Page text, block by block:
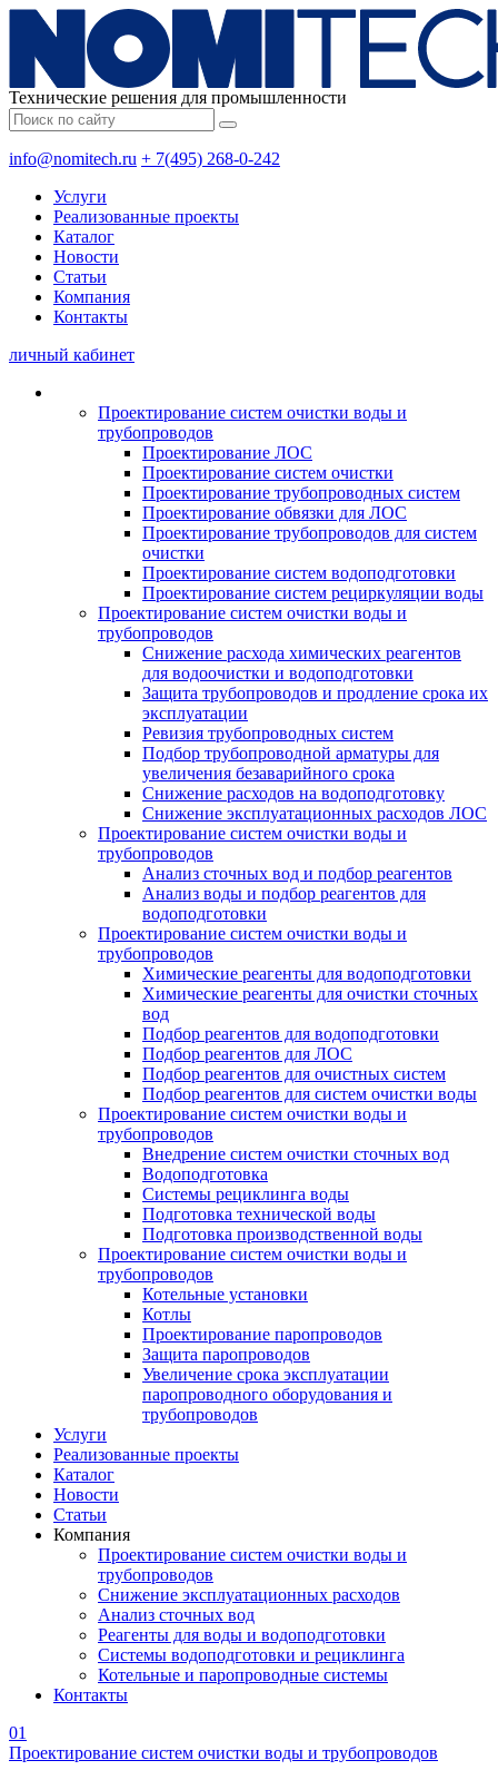
Технические решения для промышленности
info@nomitech.ru + 7(495) 268-0-242
Услуги
Реализованные проекты
Каталог
Новости
Статьи
Компания
Контакты
личный кабинет
Проектирование систем очистки воды и
трубопроводов
Проектирование ЛОС
Проектирование систем очистки
Проектирование трубопроводных систем
Проектирование обвязки для ЛОС
Проектирование трубопроводов для систем
очистки
Проектирование систем водоподготовки
Проектирование систем рециркуляции воды
Проектирование систем очистки воды и
трубопроводов
Снижение расхода химических реагентов
для водоочистки и водоподготовки
Защита трубопроводов и продление срока их
эксплуатации
Ревизия трубопроводных систем
Подбор трубопроводной арматуры для
увеличения безаварийного срока
Снижение расходов на водоподготовку
Снижение эксплуатационных расходов ЛОС
Проектирование систем очистки воды и
трубопроводов
Анализ сточных вод и подбор реагентов
Анализ воды и подбор реагентов для
водоподготовки
Проектирование систем очистки воды и
трубопроводов
Химические реагенты для водоподготовки
Химические реагенты для очистки сточных
вод
Подбор реагентов для водоподготовки
Подбор реагентов для ЛОС
Подбор реагентов для очистных систем
Подбор реагентов для систем очистки воды
Проектирование систем очистки воды и
трубопроводов
Внедрение систем очистки сточных вод
Водоподготовка
Системы рециклинга воды
Подготовка технической воды
Подготовка производственной воды
Проектирование систем очистки воды и
трубопроводов
Котельные установки
Котлы
Проектирование паропроводов
Защита паропроводов
Увеличение срока эксплуатации
паропроводного оборудования и
трубопроводов
Услуги
Реализованные проекты
Каталог
Новости
Статьи
Компания
Проектирование систем очистки воды и
трубопроводов
Снижение эксплуатационных расходов
Анализ сточных вод
Реагенты для воды и водоподготовки
Системы водоподготовки и рециклинга
Котельные и паропроводные системы
Контакты
01
Проектирование систем очистки воды и трубопроводов